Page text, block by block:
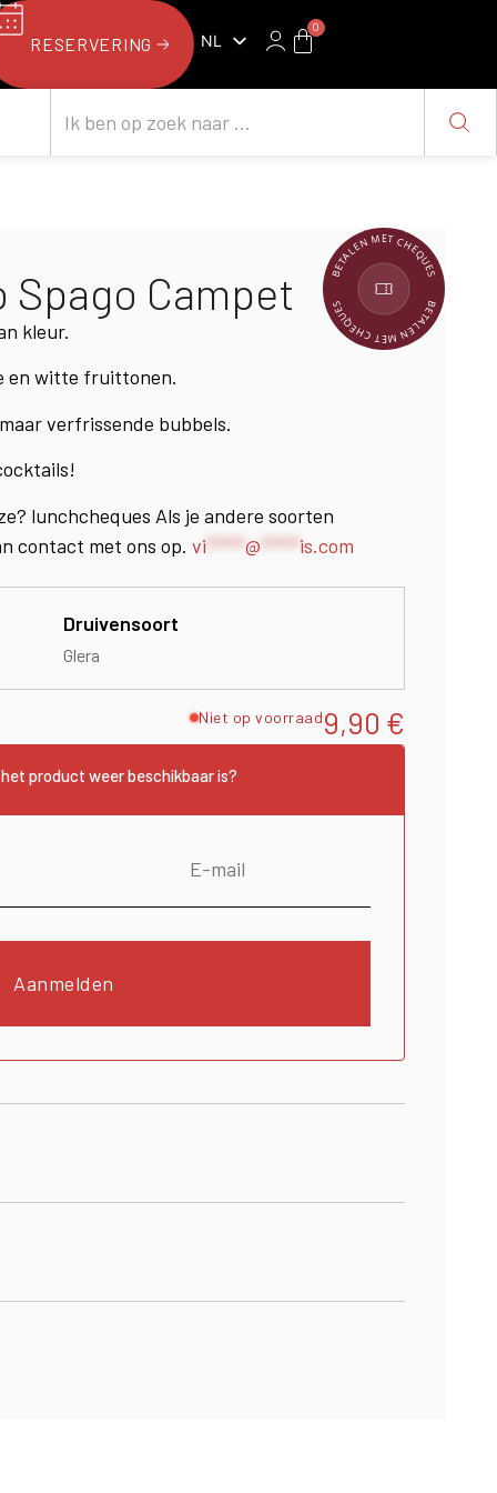
RESERVERING NL
FR
0
BETALEN MET CHEQUES
BETALEN MET CHEQUES
Campet
kleur.
en witte fruittonen.
verfrissende bubbels.
lunchcheques Als je andere soorten
contact met ons op. vi *****@ ***** is.com
Druivensoort
Glera
9,90 €
Niet op voorraad
product weer beschikbaar is?
Aanmelden